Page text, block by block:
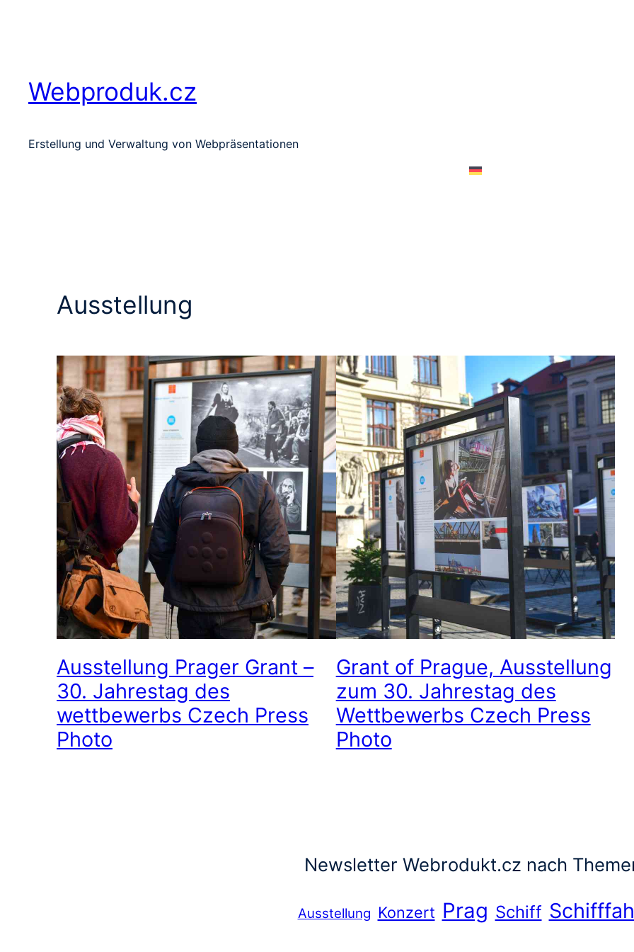
Webproduk.cz
Erstellung und Verwaltung von Webpräsentationen
Ausstellung
Ausstellung Prager Grant –
30. Jahrestag des
wettbewerbs Czech Press
Photo
Grant of Prague, Ausstellung
zum 30. Jahrestag des
Wettbewerbs Czech Press
Photo
Newsletter Webrodukt.cz nach
Ausstellung Konzert Prag Schiff